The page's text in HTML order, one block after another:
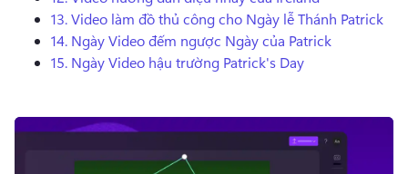
13.Video làm đồ thủ công cho Ngày lễ Thánh Patrick
14. NgàyVideo đếm ngược Ngày của Patrick
15. NgàyVideo hậu trường Patrick's Day